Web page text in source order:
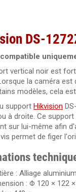
DS-
vertical noir est
la caméra
modèles, cela
support Hikvision
à droite. Ce
sur lui-même afin
permet de figer
: Alliage aluminium
: Φ 120 × 122